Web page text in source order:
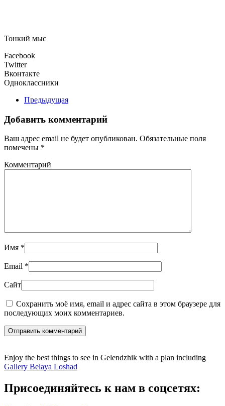
Тонкий мыс
Facebook
Twitter
Вконтакте
Одноклассники
Предыдущая
Добавить комментарий
Ваш адрес email не будет опубликован. Обязательные поля
помечены *
Комментарий
Имя *
Email *
Сайт
Сохранить моё имя, email и адрес сайта в этом браузере для
последующих моих комментариев.
Отправить комментарий
Enjoy the best things to see in Gelendzhik with a plan including
Gallery Belaya Loshad
Присоединяйтесь к нам в соцсетях: